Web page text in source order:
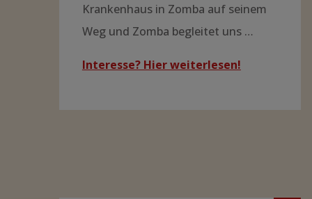
Krankenhaus in Zomba auf seinem
Weg und Zomba begleitet uns …
Interesse? Hier weiterlesen!